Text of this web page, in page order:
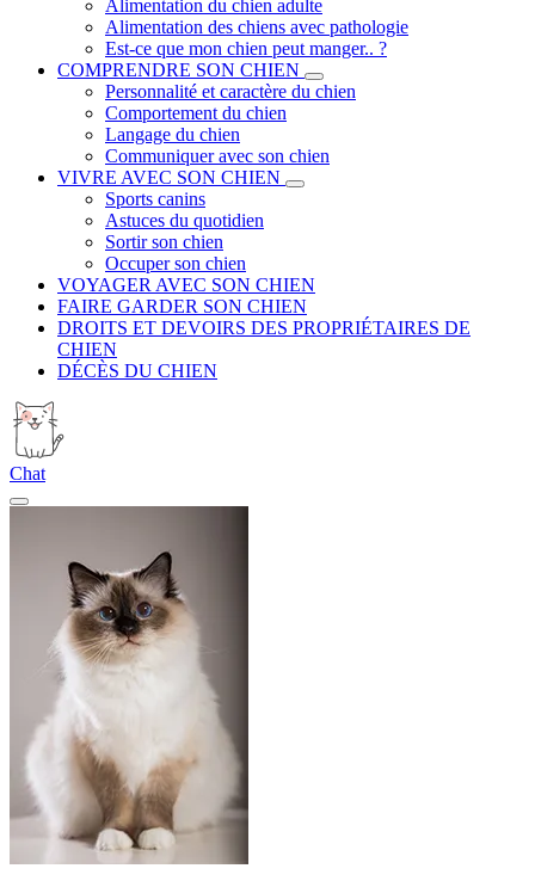
Alimentation du chien adulte
Alimentation des chiens avec pathologie
Est-ce que mon chien peut manger.. ?
COMPRENDRE SON CHIEN
Personnalité et caractère du chien
Comportement du chien
Langage du chien
Communiquer avec son chien
VIVRE AVEC SON CHIEN
Sports canins
Astuces du quotidien
Sortir son chien
Occuper son chien
VOYAGER AVEC SON CHIEN
FAIRE GARDER SON CHIEN
DROITS ET DEVOIRS DES PROPRIÉTAIRES DE
CHIEN
DÉCÈS DU CHIEN
Chat